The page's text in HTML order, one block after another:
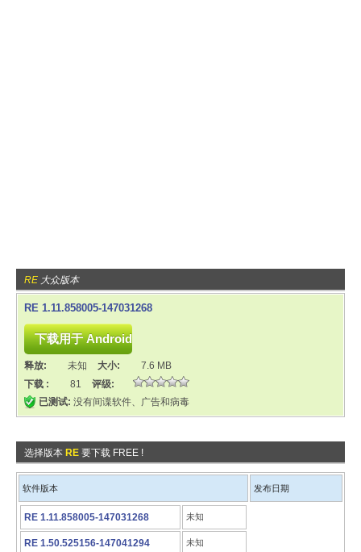
RE 大众版本
RE 1.11.858005-147031268
释放: 未知 大小:
7.6 MB
下载 :
81
评级:
已测试: 没有间谍软件、广告和病毒
选择版本 RE 要下载 FREE !
软件版本 发布日期
RE 1.11.858005-147031268 未知
RE 1.50.525156-147041294 未知